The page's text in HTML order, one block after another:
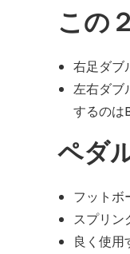
この
右足ダブ
左右ダブ
するのは
ペダ
フットボ
スプリン
良く使用